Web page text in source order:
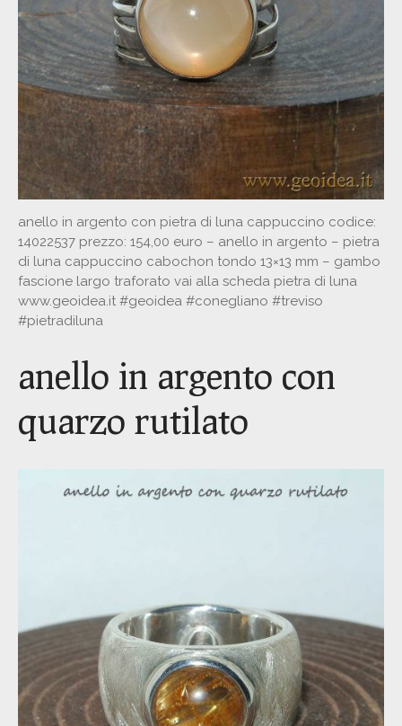
anello in argento con pietra di luna cappuccino codice:
14022537 prezzo: 154,00 euro – anello in argento – pietra
di luna cappuccino cabochon tondo 13×13 mm – gambo
fascione largo traforato vai alla scheda pietra di luna
www.geoidea.it #geoidea #conegliano #treviso
#pietradiluna
anello in argento con
quarzo rutilato